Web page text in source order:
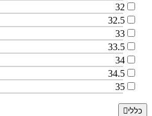
32
32.5
33
33.5
34
34.5
35
כללי